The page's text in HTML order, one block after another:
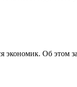
Об этом